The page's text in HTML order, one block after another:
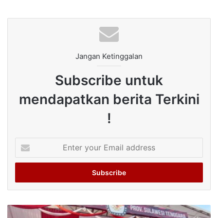
Jangan Ketinggalan
Subscribe untuk
mendapatkan berita Terkini
!
your
Email